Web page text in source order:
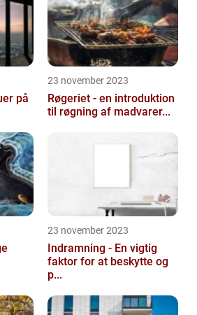
på
23 november 2023
Røgeriet - en introduktion
til røgning af madvarer...
23 november 2023
Indramning - En vigtig
faktor for at beskytte og
p...